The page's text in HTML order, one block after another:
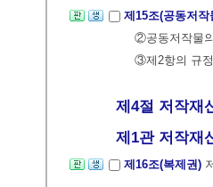
제15조(공동저
②공동저작물
③제2항의 규
제4절 저작재
제1관 저작재
제16조(복제권)